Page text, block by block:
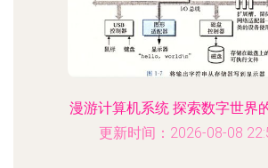
漫游计算机系统 探索数字世界
更新时间：2026-08-08